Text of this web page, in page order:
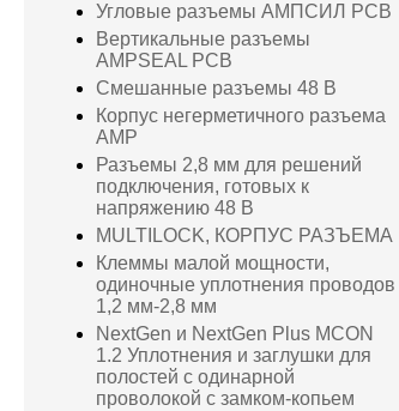
Угловые разъемы АМПСИЛ PCB
Вертикальные разъемы
AMPSEAL PCB
Смешанные разъемы 48 В
Корпус негерметичного разъема
AMP
Разъемы 2,8 мм для решений
подключения, готовых к
напряжению 48 В
MULTILOCK, КОРПУС РАЗЪЕМА
Клеммы малой мощности,
одиночные уплотнения проводов
1,2 мм-2,8 мм
NextGen и NextGen Plus MCON
1.2 Уплотнения и заглушки для
полостей с одинарной
проволокой с замком-копьем